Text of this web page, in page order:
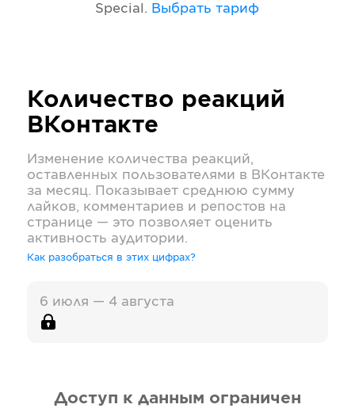
Special . Выбрать тариф
Количество реакций
ВКонтакте
Изменение количества реакций,
оставленных пользователями в ВКонтакте
за месяц. Показывает среднюю сумму
лайков, комментариев и репостов на
странице — это позволяет оценить
активность аудитории.
Как разобраться в этих цифрах?
6 июля — 4 августа
Доступ к данным ограничен